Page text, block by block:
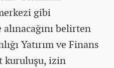
gibi
belirten
Yatırım ve Finans
kuruluşu, izin